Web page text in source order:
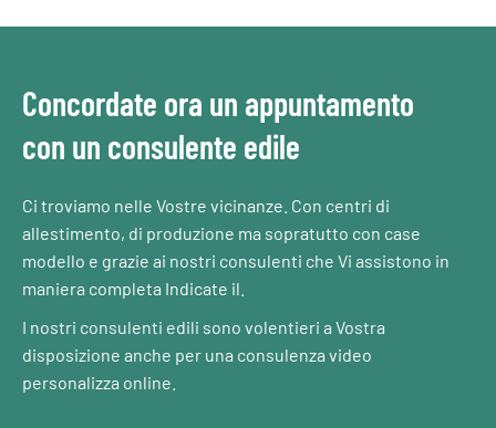
Concordate ora un appuntamento
con un consulente edile
Ci troviamo nelle Vostre vicinanze. Con centri di
allestimento, di produzione ma sopratutto con case
modello e grazie ai nostri consulenti che Vi assistono in
maniera completa Indicate il.
I nostri consulenti edili sono volentieri a Vostra
disposizione anche per una consulenza video
personalizza online.